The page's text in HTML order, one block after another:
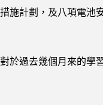
施計劃，及八項電池
於過去幾個月來的學